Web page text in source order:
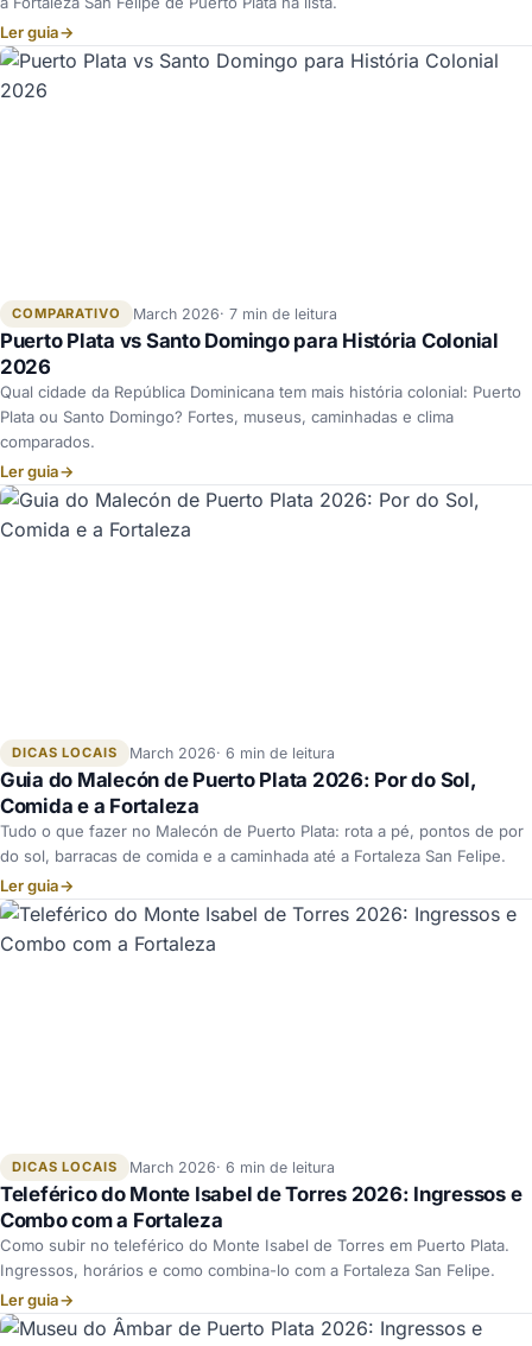
Ler guia→
COMPARATIVO March 2026 7 min de leitura
Puerto Plata vs Santo Domingo para História Colonial
2026
Qual cidade da República Dominicana tem mais história colonial: Puerto
Plata ou Santo Domingo? Fortes, museus, caminhadas e clima
comparados.
Ler guia→
DICAS LOCAIS March 2026 6 min de leitura
Guia do Malecón de Puerto Plata 2026: Por do Sol,
Comida e a Fortaleza
Tudo o que fazer no Malecón de Puerto Plata: rota a pé, pontos de por
do sol, barracas de comida e a caminhada até a Fortaleza San Felipe.
Ler guia→
DICAS LOCAIS March 2026 6 min de leitura
Teleférico do Monte Isabel de Torres 2026: Ingressos e
Combo com a Fortaleza
Como subir no teleférico do Monte Isabel de Torres em Puerto Plata.
Ingressos, horários e como combina-lo com a Fortaleza San Felipe.
Ler guia→